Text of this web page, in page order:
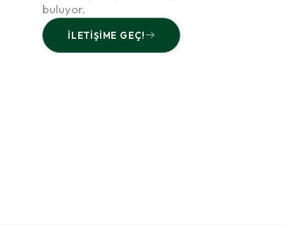
buluyor.
İLETIŞIME GEÇ!